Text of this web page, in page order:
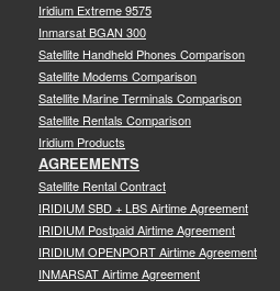
Iridium Extreme 9575
Inmarsat BGAN 300
Satellite Handheld Phones Comparison
Satellite Modems Comparison
Satellite Marine Terminals Comparison
Satellite Rentals Comparison
Iridium Products
AGREEMENTS
Satellite Rental Contract
IRIDIUM SBD + LBS Airtime Agreement
IRIDIUM Postpaid Airtime Agreement
IRIDIUM OPENPORT Airtime Agreement
INMARSAT Airtime Agreement